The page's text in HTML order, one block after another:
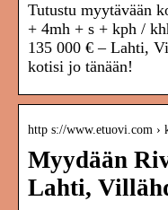
Tutustu myytävään
+ 4mh + s + kph /
135 000 € – Lahti,
kotisi jo tänään!
http s://www.etuovi.com ›
Myydään
Lahti,